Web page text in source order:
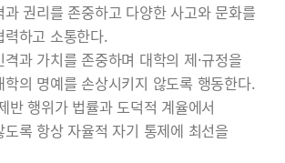
과 권리를 존중하고 다양한 사고와 문화를
력하고 소통한다.
과 가치를 존중하며 대학의 제·규정을
학의 명예를 손상시키지 않도록 행동한다.
반 행위가 법률과 도덕적 계율에서
도록 항상 자율적 자기 통제에 최선을